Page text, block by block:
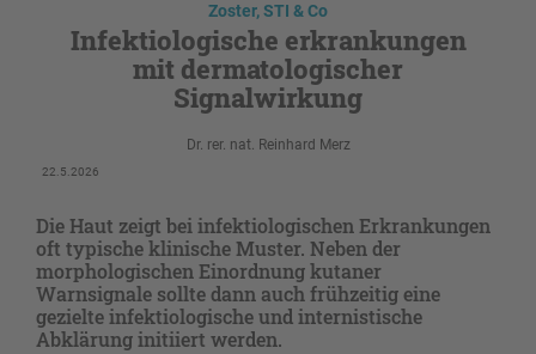
Zoster, STI & Co
Infektiologische erkrankungen
mit dermatologischer
Signalwirkung
Dr. rer. nat. Reinhard Merz
22.5.2026
Die Haut zeigt bei infektiologischen Erkrankungen
oft typische klinische Muster. Neben der
morphologischen Einordnung kutaner
Warnsignale sollte dann auch frühzeitig eine
gezielte infektiologische und internistische
Abklärung initiiert werden.